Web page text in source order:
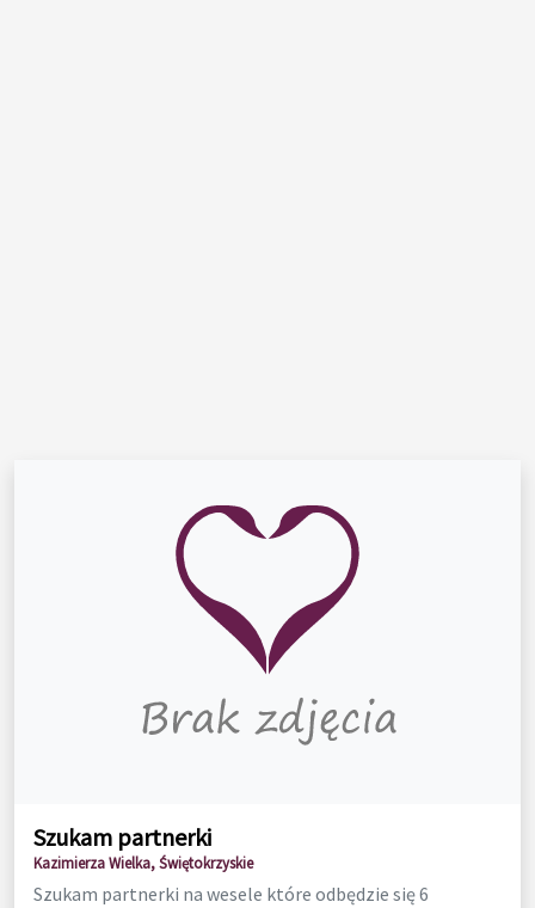
Szukam partnerki
Kazimierza Wielka, Świętokrzyskie
Szukam partnerki na wesele które odbędzie się 6